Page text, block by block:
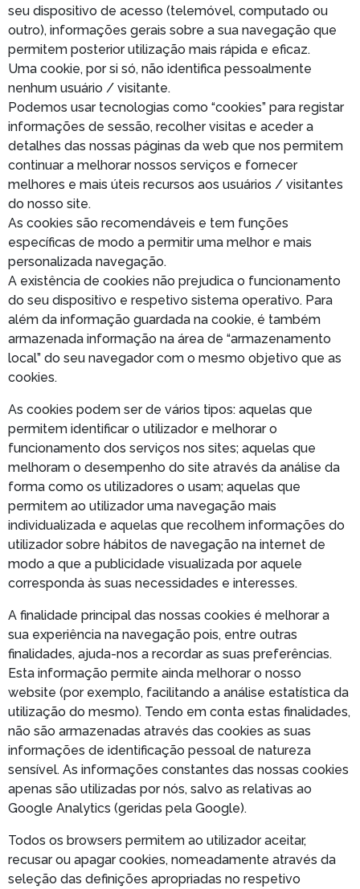
seu dispositivo de acesso (telemóvel, computado ou
outro), informações gerais sobre a sua navegação que
permitem posterior utilização mais rápida e eficaz.
Uma cookie, por si só, não identifica pessoalmente
nenhum usuário / visitante.
Podemos usar tecnologias como “cookies” para registar
informações de sessão, recolher visitas e aceder a
detalhes das nossas páginas da web que nos permitem
continuar a melhorar nossos serviços e fornecer
melhores e mais úteis recursos aos usuários / visitantes
do nosso site.
As cookies são recomendáveis e tem funções
específicas de modo a permitir uma melhor e mais
personalizada navegação.
A existência de cookies não prejudica o funcionamento
do seu dispositivo e respetivo sistema operativo. Para
além da informação guardada na cookie, é também
armazenada informação na área de “armazenamento
local” do seu navegador com o mesmo objetivo que as
cookies.
As cookies podem ser de vários tipos: aquelas que
permitem identificar o utilizador e melhorar o
funcionamento dos serviços nos sites; aquelas que
melhoram o desempenho do site através da análise da
forma como os utilizadores o usam; aquelas que
permitem ao utilizador uma navegação mais
individualizada e aquelas que recolhem informações do
utilizador sobre hábitos de navegação na internet de
modo a que a publicidade visualizada por aquele
corresponda às suas necessidades e interesses.
A finalidade principal das nossas cookies é melhorar a
sua experiência na navegação pois, entre outras
finalidades, ajuda-nos a recordar as suas preferências.
Esta informação permite ainda melhorar o nosso
website (por exemplo, facilitando a análise estatística da
utilização do mesmo). Tendo em conta estas finalidades,
não são armazenadas através das cookies as suas
informações de identificação pessoal de natureza
sensível. As informações constantes das nossas cookies
apenas são utilizadas por nós, salvo as relativas ao
Google Analytics (geridas pela Google).
Todos os browsers permitem ao utilizador aceitar,
recusar ou apagar cookies, nomeadamente através da
seleção das definições apropriadas no respetivo